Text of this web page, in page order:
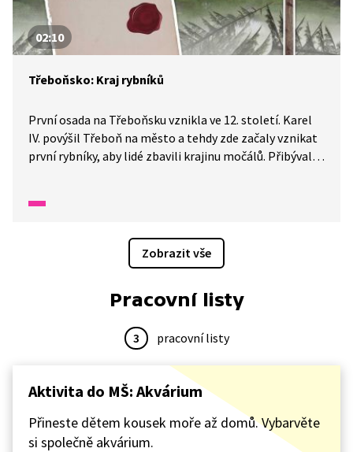
02:10
Třeboňsko: Kraj rybníků
První osada na Třeboňsku vznikla ve 12. století. Karel
IV. povýšil Třeboň na město a tehdy zde začaly vznikat
první rybníky, aby lidé zbavili krajinu močálů. Přibývalo
Nevděk? Dozvíte se ve videu.
Zobrazit vše
Pracovní listy
3 pracovní listy
Aktivita do MŠ: Akvárium
Přineste dětem kousek moře až domů. Vybarvěte
si společně akvárium.